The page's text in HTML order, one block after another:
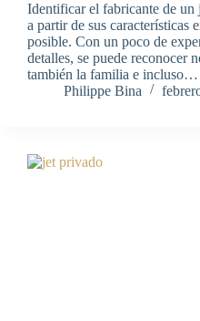
Identificar el fabricante de un
a partir de sus características
posible. Con un poco de
detalles, se puede reconocer
también la familia e incluso…
Philippe Bina